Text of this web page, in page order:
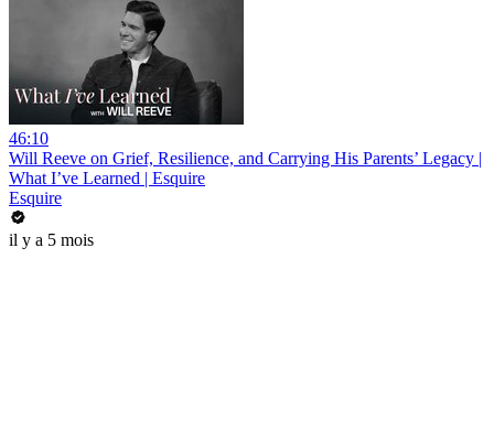
46:10
Will Reeve on Grief, Resilience, and Carrying His Parents’ Legacy |
What I’ve Learned | Esquire
Esquire
il y a 5 mois